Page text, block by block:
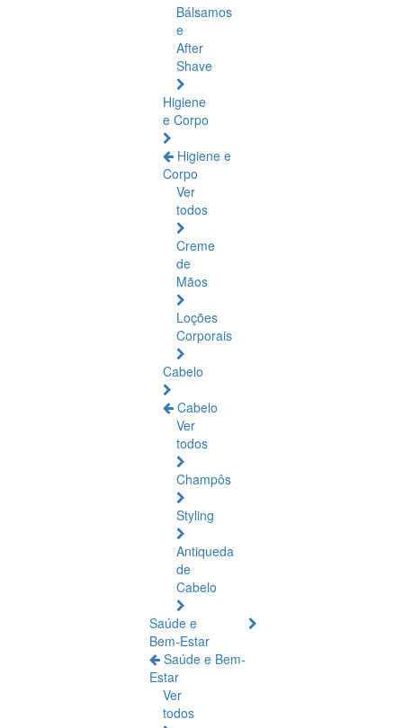
Bálsamos
e
After
Shave
Higiene
e Corpo
Higiene e
Corpo
Ver
todos
Creme
de
Mãos
Loções
Corporais
Cabelo
Cabelo
Ver
todos
Champôs
Styling
Antiqueda
de
Cabelo
Saúde e
Bem-Estar
Saúde e Bem-
Estar
Ver
todos